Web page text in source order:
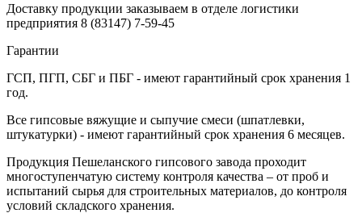
Доставку продукции заказываем в отделе логистики
предприятия 8 (83147) 7-59-45
Гарантии
ГСП, ПГП, СБГ и ПБГ - имеют гарантийный срок хранения 1
год.
Все гипсовые вяжущие и сыпучие смеси (шпатлевки,
штукатурки) - имеют гарантийный срок хранения 6 месяцев.
Продукция Пешеланского гипсового завода проходит
многоступенчатую систему контроля качества – от проб и
испытаний сырья для строительных материалов, до контроля
условий складского хранения.